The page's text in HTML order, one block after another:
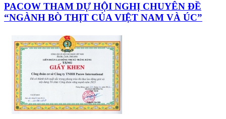
PACOW THAM DỰ HỘI NGHỊ CHUYÊN ĐỀ
“NGÀNH BÒ THỊT CỦA VIỆT NAM VÀ ÚC”